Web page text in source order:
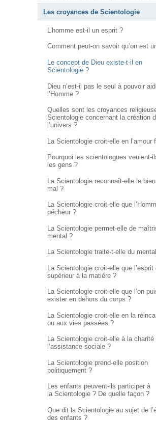
Les croyances de Scientologie
L’homme est-il un esprit ?
Comment peut-on savoir qu’on est
Le concept de Dieu existe-t-il en
Scientologie ?
Dieu n’est-il pas le seul à pouvoir
l’Homme ?
Quelles sont les croyances
Scientologie concernant la création
l’univers ?
La Scientologie croit-elle en l’amour
Pourquoi les scientologues veulent-
les gens ?
La Scientologie reconnaît-elle le
mal ?
La Scientologie croit-elle que
pécheur ?
La Scientologie permet-elle de
mental ?
La Scientologie traite-t-elle du
La Scientologie croit-elle que l’esprit
supérieur à la matière ?
La Scientologie croit-elle que l’on
exister en dehors du corps ?
La Scientologie croit-elle en la
ou aux vies passées ?
La Scientologie croit-elle à la charité
l’assistance sociale ?
La Scientologie prend-elle position
politiquement ?
Les enfants peuvent-ils participer à
la Scientologie ? De quelle façon ?
Que dit la Scientologie au sujet de
des enfants ?